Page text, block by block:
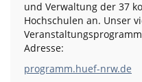
und Verwaltung der 37
Hochschulen an. Unser
Adresse:
programm.huef-nrw.de